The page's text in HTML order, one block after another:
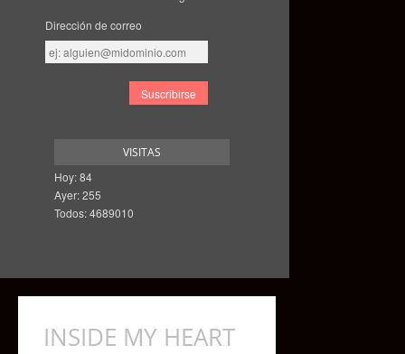
Dirección de correo
Dirección
de
VISITAS
Hoy: 84
Ayer: 255
Todos: 4689010
INSIDE MY HEART